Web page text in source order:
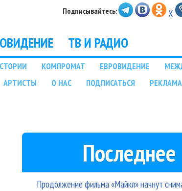
Подписывайтесь: X
ТВ И РАДИО
КОМПРОМАТ ЕВРОВИДЕНИЕ
АРТИСТЫ О НАС ПОДПИСАТЬСЯ РЕКЛАМА
Последнее
Продолжение фильма «Майкл» начнут